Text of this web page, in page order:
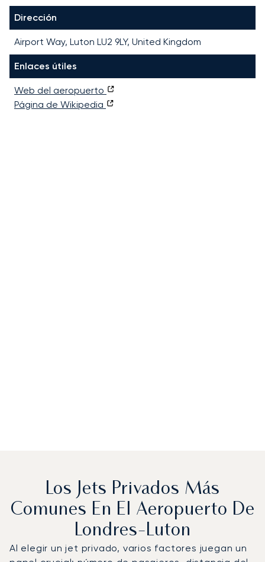
Dirección
Airport Way, Luton LU2 9LY, United Kingdom
Enlaces útiles
Web del aeropuerto
Página de Wikipedia
Los Jets Privados Más
Comunes En El Aeropuerto De
Londres-Luton
Al elegir un jet privado, varios factores juegan un